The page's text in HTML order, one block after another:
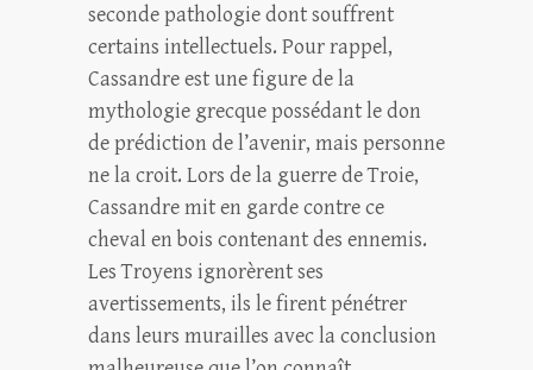
seconde pathologie dont souffrent
certains intellectuels. Pour rappel,
Cassandre est une figure de la
mythologie grecque possédant le don
de prédiction de l’avenir, mais personne
ne la croit. Lors de la guerre de Troie,
Cassandre mit en garde contre ce
cheval en bois contenant des ennemis.
Les Troyens ignorèrent ses
avertissements, ils le firent pénétrer
dans leurs murailles avec la conclusion